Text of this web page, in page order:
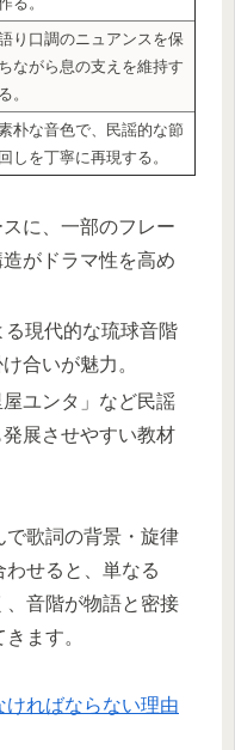
り口調のニュアンスを保
ちながら息の支えを維持す
る。
朴な音色で、民謡的な節
回しを丁寧に再現する。
スに、一部のフレー
がドラマ性を高め
る現代的な琉球音階
合いが魅力。
屋ユンタ」など民謡
発展させやすい教材
で歌詞の背景・旋律
せると、単なる
、音階が物語と密接
ます。
ればならない理由